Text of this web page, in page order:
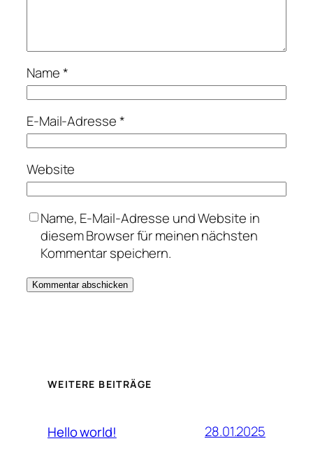
Name*
E-Mail-Adresse*
Website
Name, E-Mail-Adresse und Website in
diesem Browser für meinen nächsten
Kommentar speichern.
WEITERE BEITRÄGE
Hello world! 28.01.2025